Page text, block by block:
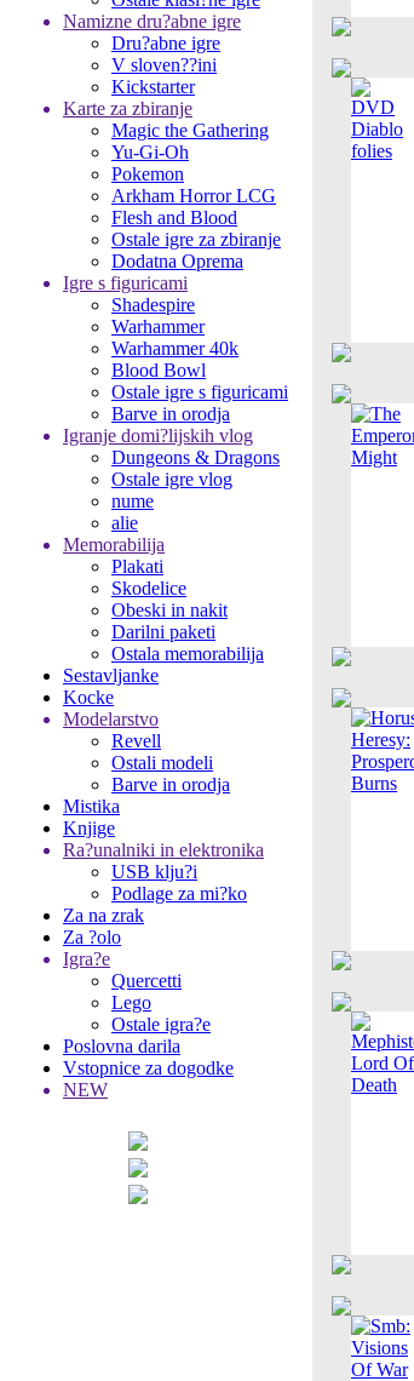
Namizne dru?abne igre
Dru?abne igre
V sloven??ini
Kickstarter
Karte za zbiranje
Magic the Gathering
Yu-Gi-Oh
Pokemon
Arkham Horror LCG
Flesh and Blood
Ostale igre za zbiranje
Dodatna Oprema
Igre s figuricami
Shadespire
Warhammer
Warhammer 40k
Blood Bowl
Ostale igre s figuricami
Barve in orodja
Igranje domi?lijskih vlog
Dungeons & Dragons
Ostale igre vlog
nume
alie
Memorabilija
Plakati
Skodelice
Obeski in nakit
Darilni paketi
Ostala memorabilija
Sestavljanke
Kocke
Modelarstvo
Revell
Ostali modeli
Barve in orodja
Mistika
Knjige
Ra?unalniki in elektronika
USB klju?i
Podlage za mi?ko
Za na zrak
Za ?olo
Igra?e
Quercetti
Lego
Ostale igra?e
Poslovna darila
Vstopnice za dogodke
NEW